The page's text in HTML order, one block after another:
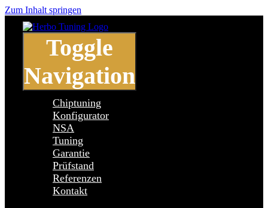
Zum Inhalt springen
Toggle
Navigation
Chiptuning
Konfigurator
NSA
Tuning
Garantie
Prüfstand
Referenzen
Kontakt